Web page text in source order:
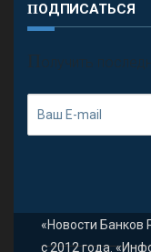
ПОДПИСАТЬСЯ
П олучить
«Новости Банков
с 2012 года.